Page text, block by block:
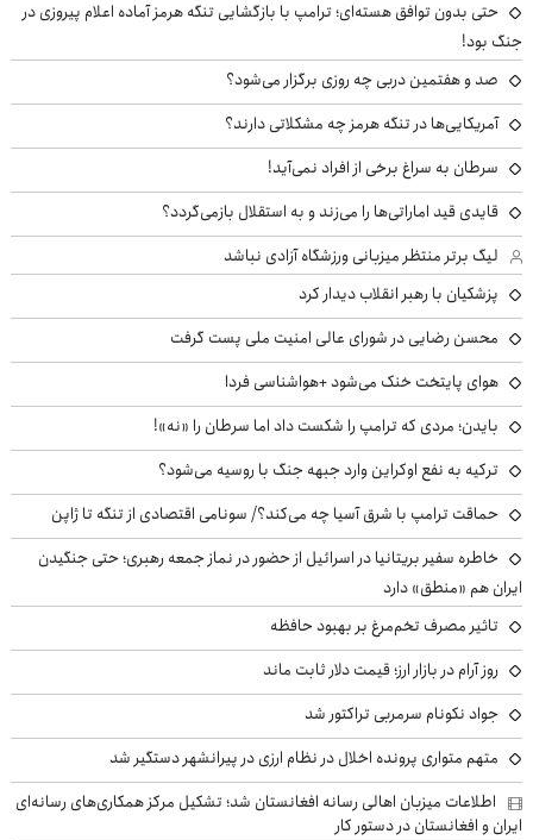
حتی بدون توافق هسته‌ای؛ ترامپ با بازگشایی تنگه هرمز آماده اعلام پیروزی در
جنگ بود!
صد و هفتمین دربی چه روزی برگزار می‌شود؟
آمریکایی‌ها در تنگه هرمز چه مشکلاتی دارند؟
سرطان به سراغ برخی از افراد نمی‌آید!
قایدی قید اماراتی‌ها را می‌زند و به استقلال بازمی‌گردد؟
لیگ برتر منتظر میزبانی ورزشگاه آزادی نباشد
پزشکیان با رهبر انقلاب دیدار کرد
محسن رضایی در شورای عالی امنیت ملی پست گرفت
هوای پایتخت خنک می‌شود +هواشناسی فردا
بایدن؛ مردی که ترامپ را شکست داد اما سرطان را «نه»!
ترکیه به نفع اوکراین وارد جبهه جنگ با روسیه می‌شود؟
حماقت ترامپ با شرق آسیا چه می‌کند؟/ سونامی اقتصادی از تنگه تا ژاپن
خاطره سفیر بریتانیا در اسرائیل از حضور در نماز جمعه رهبری؛ حتی جنگیدن
ایران هم «منطق» دارد
تاثیر مصرف تخم‌مرغ بر بهبود حافظه
روز آرام در بازار ارز؛ قیمت دلار ثابت ماند
جواد نکونام سرمربی تراکتور شد
متهم متواری پرونده اخلال در نظام ارزی در پیرانشهر دستگیر شد
اطلاعات میزبان اهالی رسانه افغانستان شد؛ تشکیل مرکز همکاری‌های رسانه‌ای
ایران و افغانستان در دستور کار